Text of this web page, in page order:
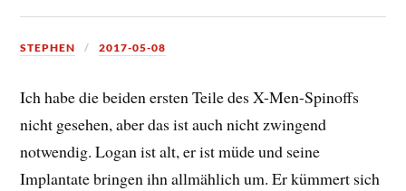
STEPHEN 2017-05-08
Ich habe die beiden ersten Teile des X-Men-Spinoffs
nicht gesehen, aber das ist auch nicht zwingend
notwendig. Logan ist alt, er ist müde und seine
Implantate bringen ihn allmählich um. Er kümmert sich